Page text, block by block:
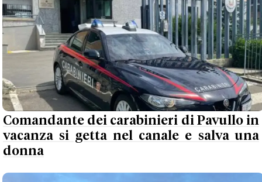
Comandante dei carabinieri di Pavullo in
vacanza si getta nel canale e salva una
donna